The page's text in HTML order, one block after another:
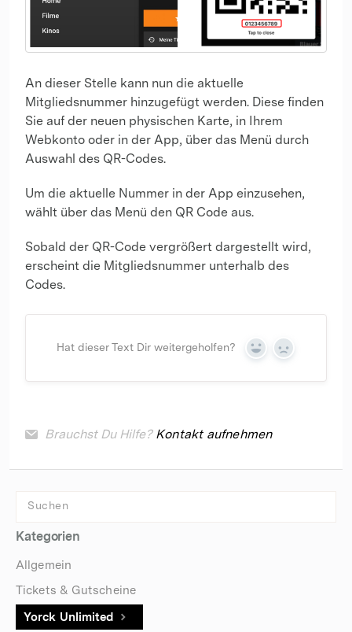
An dieser Stelle kann nun die aktuelle
Mitgliedsnummer hinzugefügt werden. Diese finden
Sie auf der neuen physischen Karte, in Ihrem
Webkonto oder in der App, über das Menü durch
Auswahl des QR-Codes.
Um die aktuelle Nummer in der App einzusehen,
wählt über das Menü den QR Code aus.
Sobald der QR-Code vergrößert dargestellt wird,
erscheint die Mitgliedsnummer unterhalb des
Codes.
Hat dieser Text Dir weitergeholfen?
Yes No
Brauchst Du Hilfe? Kontakt aufnehmen
Kategorien
Allgemein
Tickets & Gutscheine
Yorck Unlimited